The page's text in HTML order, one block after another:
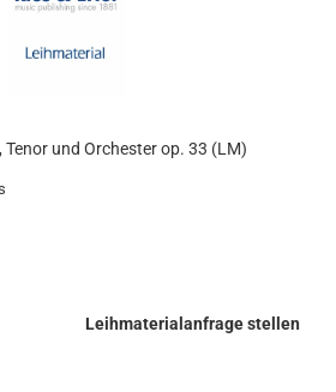
Tenor und Orchester op. 33 (LM)
Leihmaterialanfrage stellen